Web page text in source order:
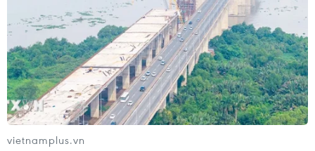
vietnamplus.vn